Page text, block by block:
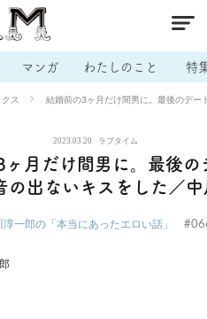
マンガ わたしのこと 特
ス 結婚前の3ヶ月だけ間男に。最後のデー
2023.03.20 ラブタイム
ヶ月だけ間男に。最後の
の出ないキスをした／
淳一郎の「本当にあったエロい話」
音 # セフレ # 不倫
グアプリ # ラブグッズ # 体の相